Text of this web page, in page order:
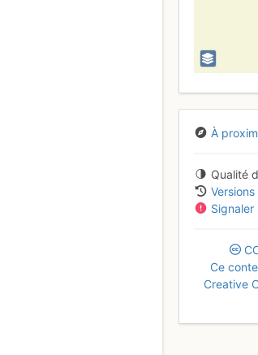
À
Qualité
Versions
Signaler
Ce
Creative